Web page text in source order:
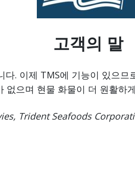
고객의 말
. 이제 TMS에 기능이 있으
없으며 현물 화물이 더 원활하
Trident Seafoods